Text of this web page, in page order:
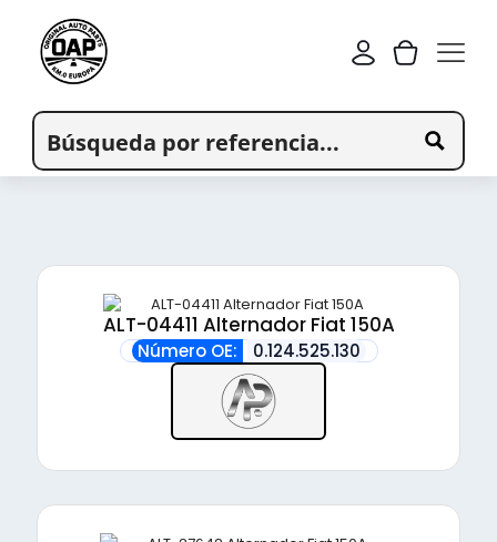
ALT-04411 Alternador Fiat 150A
Número OE: 0.124.525.130